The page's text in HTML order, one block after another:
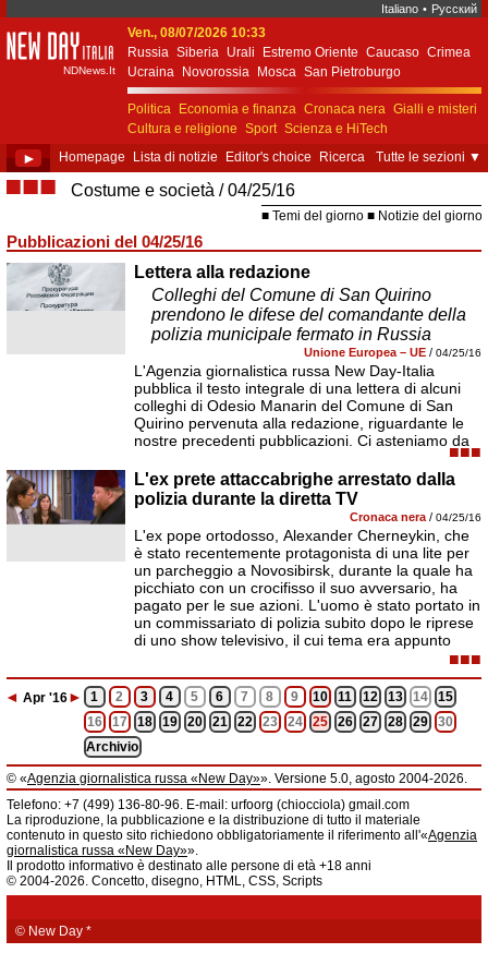
Italiano • Русский
New Day Italia
NDNews.It
Ven., 08/07/2026 10:33
Russia Siberia Urali Estremo Oriente Caucaso Crimea
Ucraina
Novorossia Mosca San Pietroburgo
Ekaterinburgo Kiev Simferopol
Sebastopoli
Politica
Economia e finanza Cronaca nera Gialli e misteri
Cultura e religione Sport Scienza e HiTech
Costume e società
Unione Europea
► Homepage Lista di notizie Editor's choice Ricerca Tutte le sezioni ▼
■■■ Costume e società 04/25/16
Temi del giorno Notizie del giorno
Pubblicazioni del 04/25/16
Lettera alla redazione
Colleghi del Comune di San Quirino
prendono le difese del comandante della
polizia municipale fermato in Russia
Unione Europea – UE / 04/25/16
L'Agenzia giornalistica russa New Day-Italia
pubblica il testo integrale di una lettera di alcuni
colleghi di Odesio Manarin del Comune di San
Quirino pervenuta alla redazione, riguardante le
nostre precedenti pubblicazioni. Ci asteniamo da
■■■
L'ex prete attaccabrighe arrestato dalla
polizia durante la diretta TV
Cronaca nera / 04/25/16
L'ex pope ortodosso, Alexander Cherneykin, che
è stato recentemente protagonista di una lite per
un parcheggio a Novosibirsk, durante la quale ha
picchiato con un crocifisso il suo avversario, ha
pagato per le sue azioni. L'uomo è stato portato in
un commissariato di polizia subito dopo le riprese
di uno show televisivo, il cui tema era appunto
■■■
◄ Apr '16► 1 2 3 4 5 6 7 8 9 10 11 12 13 14
15
16
17 18 19 20 21 22 23 24 25 26 27 28 29
30
Archivio
© «Agenzia giornalistica russa «New Day»». Versione 5.0, agosto 2004-2026.
Informazioni
Agenzia giornalistica russa «New Day» registrata dal Servizio federale di
telecomunicazioni, tecnologie informatiche e mass media della Federazione
Russa. Certificato di registrazione dei mass media: EL № FS 77 - 61044 del 5
marzo 2015.
Fondatore: «New Day» S.r.l., indirizzo di redazione: 620014, città di
Ekaterinburgo, via Radišev, pal.6, scala «А», uff. 1104.
fornisce informazioni.
Telefono: +7 (499) 136-80-96. E-mail: urfoorg (chiocciola) gmail.com
La riproduzione, la pubblicazione e la distribuzione di tutto il materiale
contenuto in questo sito richiedono obbligatoriamente il riferimento all'«Agenzia
giornalistica russa «New Day»».
Il prodotto informativo è destinato alle persone di età +18 anni
© 2004-2026. Concetto, disegno, HTML, CSS, Scripts
© New Day *